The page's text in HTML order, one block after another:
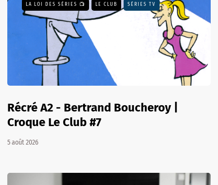
LA LOI DES SÉRIES 📺 LE CLUB SÉRIES TV
Récré A2 - Bertrand Boucheroy |
Croque Le Club #7
5 août 2026